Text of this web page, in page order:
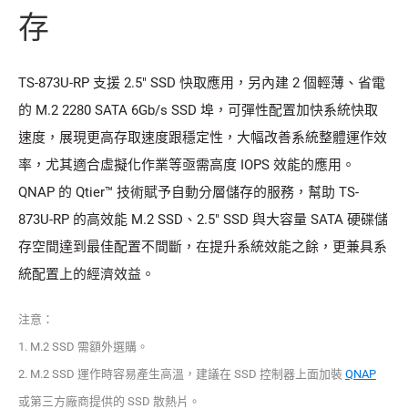
存
TS-873U-RP 支援 2.5" SSD 快取應用，另內建 2 個輕薄、省電
的 M.2 2280 SATA 6Gb/s SSD 埠，可彈性配置加快系統快取
速度，展現更高存取速度跟穩定性，大幅改善系統整體運作效
率，尤其適合虛擬化作業等亟需高度 IOPS 效能的應用。
QNAP 的 Qtier™ 技術賦予自動分層儲存的服務，幫助 TS-
873U-RP 的高效能 M.2 SSD、2.5" SSD 與大容量 SATA 硬碟儲
存空間達到最佳配置不間斷，在提升系統效能之餘，更兼具系
統配置上的經濟效益。
注意：
1. M.2 SSD 需額外選購。
2. M.2 SSD 運作時容易產生高溫，建議在 SSD 控制器上面加裝 QNAP
或第三方廠商提供的 SSD 散熱片。